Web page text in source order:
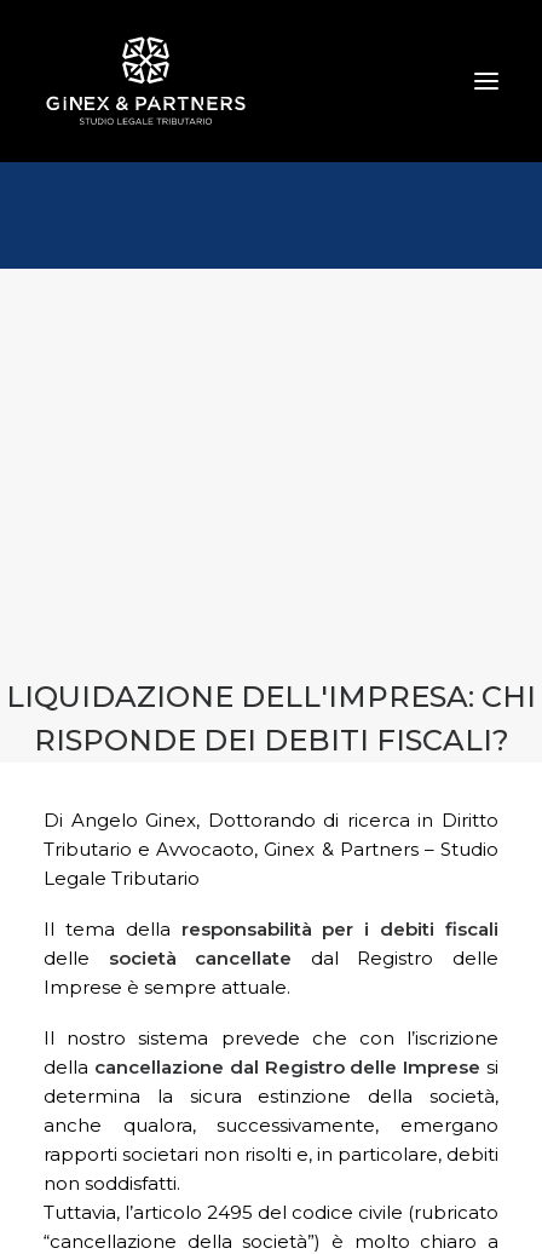
CHI SIAMO
LIQUIDAZIONE DELL'IMPRESA: CHI
RISPONDE DEI DEBITI FISCALI?
Di Angelo Ginex, Dottorando di ricerca in Diritto
Tributario e Avvocaoto, Ginex & Partners – Studio
Legale Tributario
Il tema della responsabilità per i debiti fiscali
delle società cancellate dal Registro delle
Imprese è sempre attuale.
Il nostro sistema prevede che con l’iscrizione
della cancellazione dal Registro delle Imprese si
determina la sicura estinzione della società,
anche qualora, successivamente, emergano
rapporti societari non risolti e, in particolare, debiti
non soddisfatti.
Tuttavia, l’articolo 2495 del codice civile (rubricato
“cancellazione della società”) è molto chiaro a